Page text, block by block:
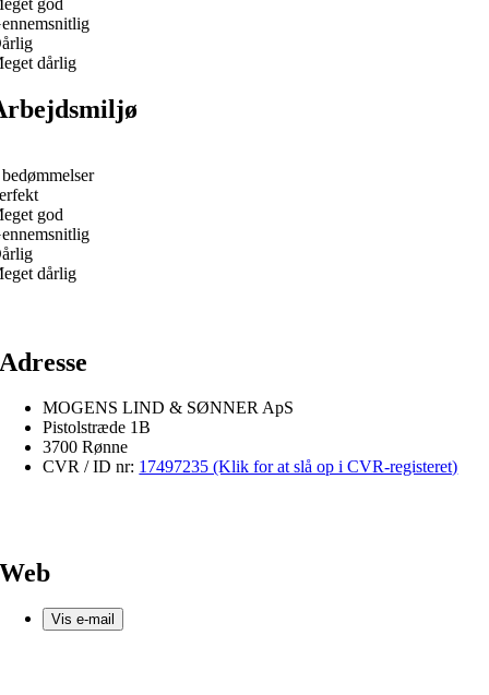
god
dårlig
god
dårlig
Adresse
MOGENS LIND & SØNNER ApS
Pistolstræde 1B
3700 Rønne
CVR / ID nr: 17497235 (Klik for at slå op i CVR-registeret)
Web
Vis e-mail